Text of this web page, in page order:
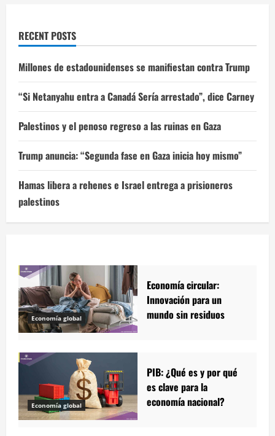
RECENT POSTS
Millones de estadounidenses se manifiestan contra Trump
“Si Netanyahu entra a Canadá Sería arrestado”, dice Carney
Palestinos y el penoso regreso a las ruinas en Gaza
Trump anuncia: “Segunda fase en Gaza inicia hoy mismo”
Hamas libera a rehenes e Israel entrega a prisioneros
palestinos
Economía global
Economía circular:
Innovación para un
mundo sin residuos
Economía global
PIB: ¿Qué es y por qué
es clave para la
economía nacional?